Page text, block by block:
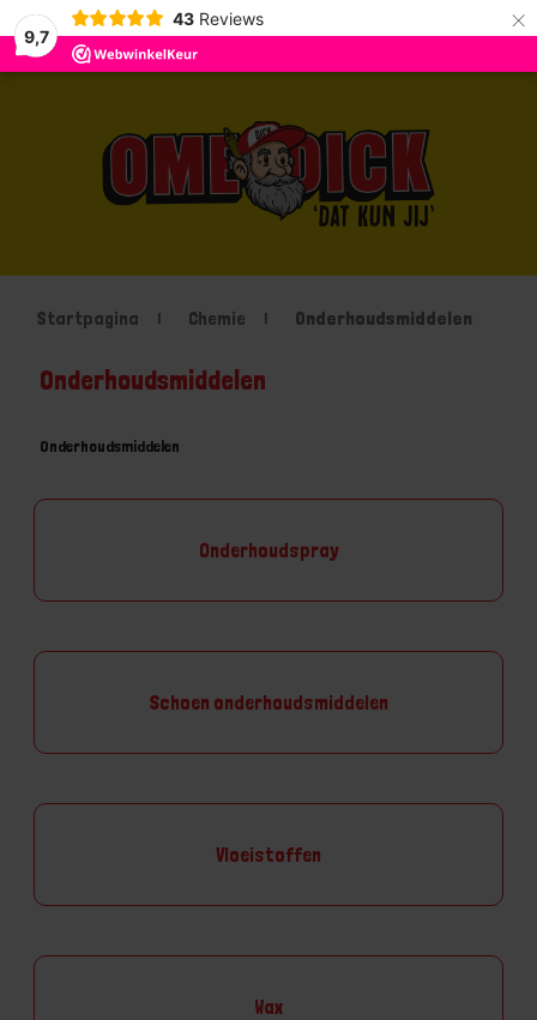
9,7
43 Reviews ×
Startpagina Chemie Onderhoudsmiddelen
Onderhoudsmiddelen
Onderhoudsmiddelen
Onderhoudspray
Schoen onderhoudsmiddelen
Vloeistoffen
Wax